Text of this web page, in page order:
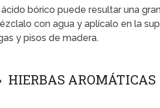
ácido bórico puede resultar una
con agua y aplícalo en la
y pisos de madera.
HIERBAS AROMÁTICAS